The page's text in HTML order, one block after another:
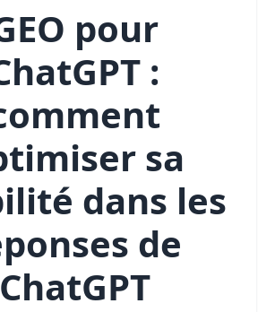
pour
:
sa
dans les
de
ChatGPT